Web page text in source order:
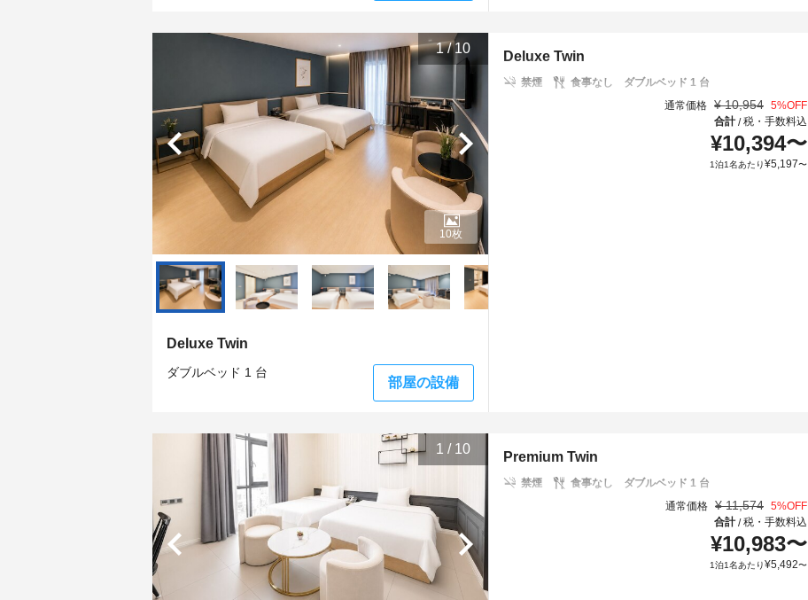
1/10
Deluxe Twin
ダブルベッド 1 台
部屋の設備
10枚
Deluxe Twin
禁煙 食事なし
ダブルベッド 1 台
通常価格 ¥ 10,954 5%OFF
合計/税・手数料込
¥10,394〜
1泊1名あたり¥5,197〜
1 / 10
Premium Twin
禁煙 食事なし
ダブルベッド 1 台
通常価格 ¥ 11,574 5%OFF
合計/税・手数料込
¥10,983〜
1泊1名あたり¥5,492〜